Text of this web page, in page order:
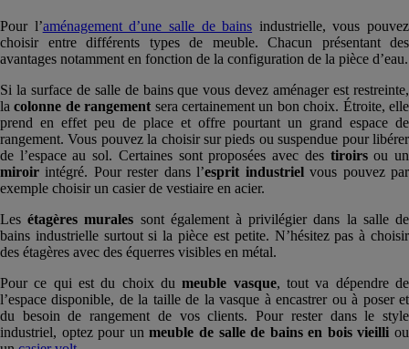
Pour l’aménagement d’une salle de bains industrielle, vous pouvez
choisir entre différents types de meuble. Chacun présentant des
avantages notamment en fonction de la configuration de la pièce d’eau.
Si la surface de salle de bains que vous devez aménager est restreinte,
lacolonne de rangement sera certainement un bon choix. Étroite, elle
prend en effet peu de place et offre pourtant un grand espace de
rangement. Vous pouvez la choisir sur pieds ou suspendue pour libérer
de l’espace au sol. Certaines sont proposées avec des tiroirsou un
miroir intégré. Pour rester dans l’esprit industrielvous pouvez par
exemple choisir un casier de vestiaire en acier.
Lesétagères murales sont également à privilégier dans la salle de
bains industrielle surtout si la pièce est petite. N’hésitez pas à choisir
des étagères avec des équerres visibles en métal.
Pour ce qui est du choix dumeuble vasque, tout va dépendre de
l’espace disponible, de la taille de la vasque à encastrer ou à poser et
du besoin de rangement de vos clients. Pour rester dans le style
industriel, optez pour unmeuble de salle de bains en bois vieilli ou